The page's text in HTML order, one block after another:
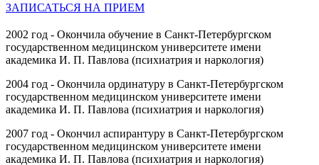
ЗАПИСАТЬСЯ НА ПРИЕМ
2002 год - Окончила обучение в Санкт-Петербургском
государственном медицинском университете имени
академика И. П. Павлова (психиатрия и наркология)
2004 год - Окончила ординатуру в Санкт-Петербургском
государственном медицинском университете имени
академика И. П. Павлова (психиатрия и наркология)
2007 год - Окончил аспирантуру в Санкт-Петербургском
государственном медицинском университете имени
академика И. П. Павлова (психиатрия и наркология)